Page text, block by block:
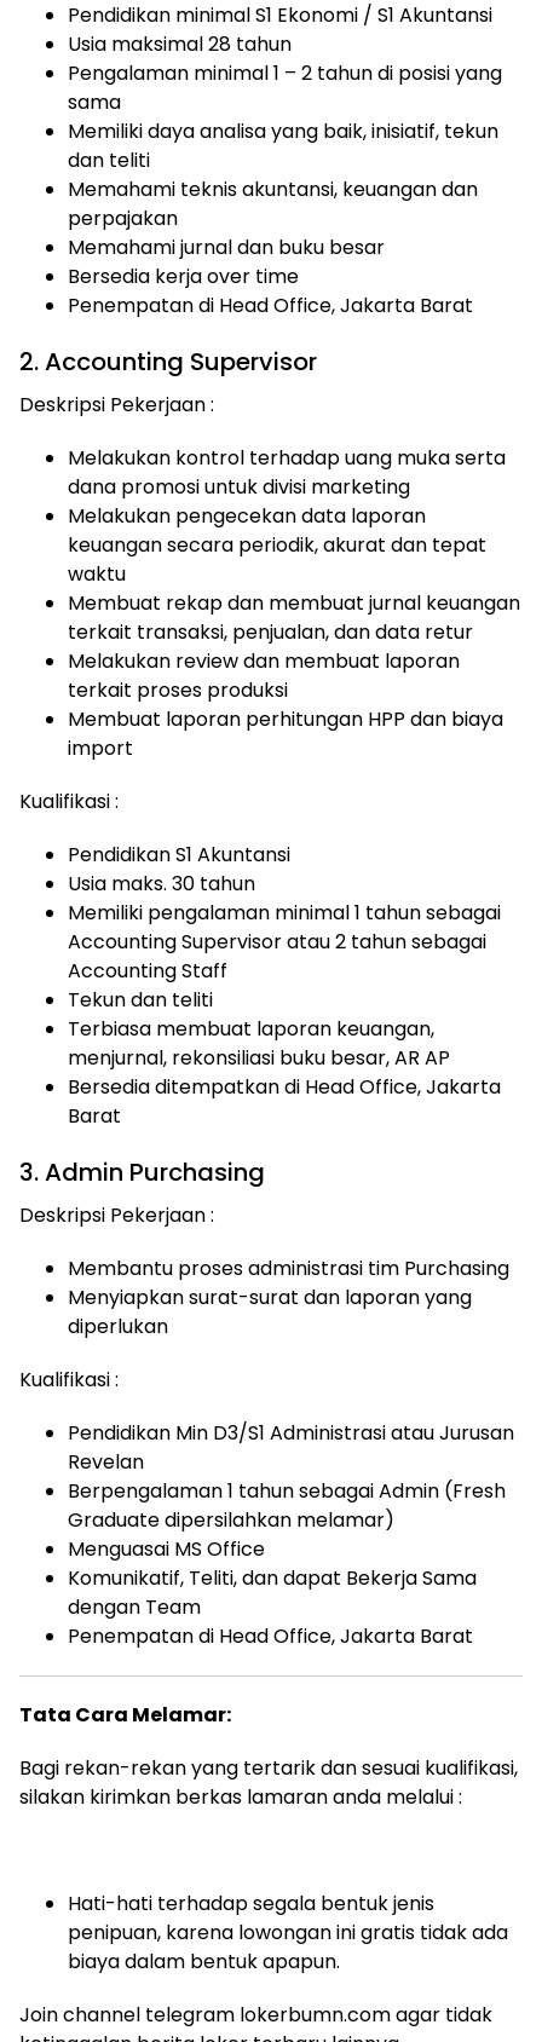
Pendidikan minimal S1 Ekonomi / S1 Akuntansi
Usia maksimal 28 tahun
Pengalaman minimal 1 – 2 tahun di posisi yang
sama
Memiliki daya analisa yang baik, inisiatif, tekun
dan teliti
Memahami teknis akuntansi, keuangan dan
perpajakan
Memahami jurnal dan buku besar
Bersedia kerja over time
Penempatan di Head Office, Jakarta Barat
2. Accounting Supervisor
Deskripsi Pekerjaan :
Melakukan kontrol terhadap uang muka serta
dana promosi untuk divisi marketing
Melakukan pengecekan data laporan
keuangan secara periodik, akurat dan tepat
waktu
Membuat rekap dan membuat jurnal keuangan
terkait transaksi, penjualan, dan data retur
Melakukan review dan membuat laporan
terkait proses produksi
Membuat laporan perhitungan HPP dan biaya
import
Kualifikasi :
Pendidikan S1 Akuntansi
Usia maks. 30 tahun
Memiliki pengalaman minimal 1 tahun sebagai
Accounting Supervisor atau 2 tahun sebagai
Accounting Staff
Tekun dan teliti
Terbiasa membuat laporan keuangan,
menjurnal, rekonsiliasi buku besar, AR AP
Bersedia ditempatkan di Head Office, Jakarta
Barat
3. Admin Purchasing
Deskripsi Pekerjaan :
Membantu proses administrasi tim Purchasing
Menyiapkan surat-surat dan laporan yang
diperlukan
Kualifikasi :
Pendidikan Min D3/S1 Administrasi atau Jurusan
Revelan
Berpengalaman 1 tahun sebagai Admin (Fresh
Graduate dipersilahkan melamar)
Menguasai MS Office
Komunikatif, Teliti, dan dapat Bekerja Sama
dengan Team
Penempatan di Head Office, Jakarta Barat
Tata Cara Melamar:
Bagi rekan-rekan yang tertarik dan sesuai kualifikasi,
silakan kirimkan berkas lamaran anda melalui :
Hati-hati terhadap segala bentuk jenis
penipuan, karena lowongan ini gratis tidak ada
biaya dalam bentuk apapun.
Join channel telegram lokerbumn.com agar tidak